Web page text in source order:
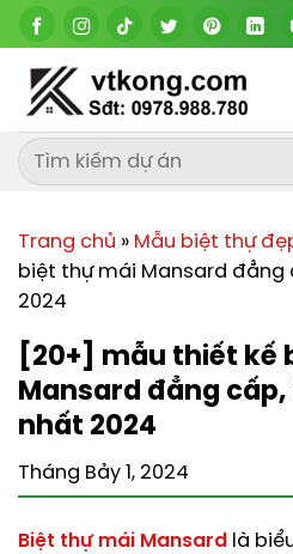
Chuyển
đến
dung
Trang chủ » Mẫu biệt thự
biệt thự mái Mansard đẳng
2024
[20+] mẫu thiết kế
Mansard đẳng
nhất 2024
Tháng Bảy 1, 2024
Biệt thự mái Mansard
là